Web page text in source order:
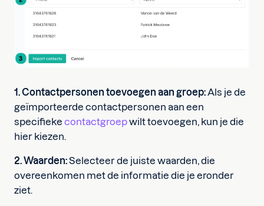
1. Contactpersonen toevoegen aan groep:Als je de
geïmporteerde contactpersonen aan een
specifieke contactgroepwilt toevoegen, kun je die
hier kiezen.
2. Waarden:Selecteer de juiste waarden, die
overeenkomen met de informatie die je eronder
ziet.